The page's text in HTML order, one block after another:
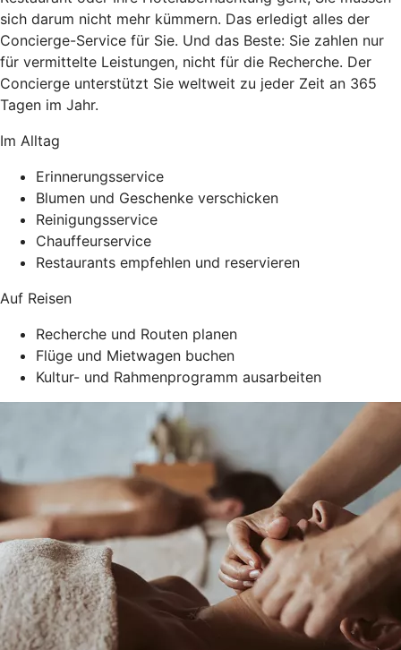
sich darum nicht mehr kümmern. Das erledigt alles der
Concierge-Service für Sie. Und das Beste: Sie zahlen nur
für vermittelte Leistungen, nicht für die Recherche. Der
Concierge unterstützt Sie weltweit zu jeder Zeit an 365
Tagen im Jahr.
Im Alltag
Erinnerungsservice
Blumen und Geschenke verschicken
Reinigungsservice
Chauffeurservice
Restaurants empfehlen und reservieren
Auf Reisen
Recherche und Routen planen
Flüge und Mietwagen buchen
Kultur- und Rahmenprogramm ausarbeiten